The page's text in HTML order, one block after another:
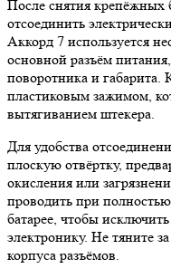
После снятия крепёжных
отсоединить
Аккорд 7 используется
основной разъём
поворотника и
пластиковым зажимом,
вытягиванием штекера.
Для удобства
плоскую отвёртку,
окисления или
проводить при
батарее, чтобы
электронику. Не тяните
корпуса разъёмов.